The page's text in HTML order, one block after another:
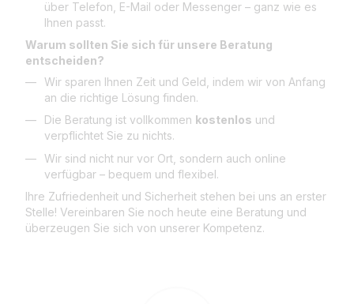
über Telefon, E-Mail oder Messenger – ganz wie es
Ihnen passt.
Warum sollten Sie sich für unsere Beratung
entscheiden?
Wir sparen Ihnen Zeit und Geld, indem wir von Anfang
an die richtige Lösung finden.
Die Beratung ist vollkommen kostenlos und
verpflichtet Sie zu nichts.
Wir sind nicht nur vor Ort, sondern auch online
verfügbar – bequem und flexibel.
Ihre Zufriedenheit und Sicherheit stehen bei uns an erster
Stelle! Vereinbaren Sie noch heute eine Beratung und
überzeugen Sie sich von unserer Kompetenz.